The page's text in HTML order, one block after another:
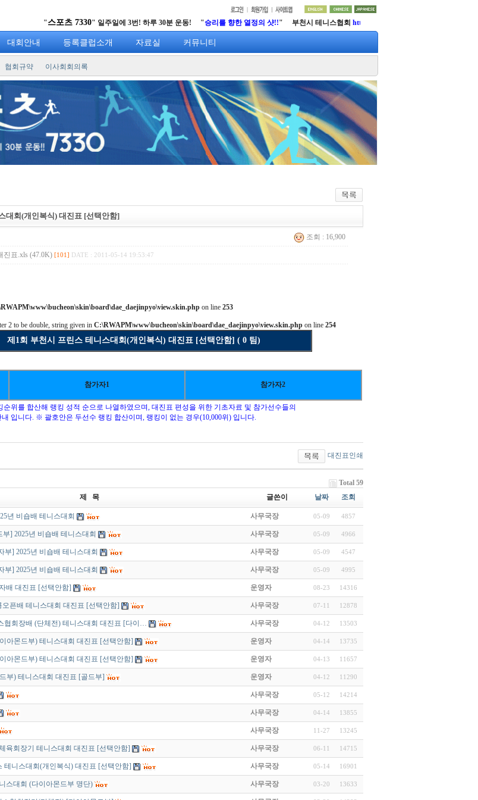
스포츠 7330 " 일주일에 3번! 하루 30분 운동! "승리를 향한 열정의 샷!!" 부천시 테니스협회http://www.lifetennis.org
대회안내 등록클럽소개 자료실 커뮤니티
협회규약 이사회회의록
대회(개인복식) 대진표 [선택안함]
조회 : 16,900
진표.xls (47.0K) [101] DATE : 2011-05-14 19:53:47
on line 253
2 to be double, string given in C:\RWAPM\www\bucheon\skin\board\dae_daejinpyo\view.skin.phpon line 254
제1회 부천시 프린스 테니스대회(개인복식) 대진표 [선택안함] ( 0 팀)
참가자1 참가자2
위를 합산해 랭킹 성적 순으로 나열하였으며, 대진표 편성을 위한 기초자료 및 참가선수들의
입니다. ※ 괄호안은 두선수 랭킹 합산이며, 랭킹이 없는 경우(10,000위) 입니다.
대진표인쇄
Total 59
제 목 글쓴이 날짜 조회
년 비숍배 테니스대회 사무국장 05-09 4857
] 2025년 비숍배 테니스대회 사무국장 05-09 4966
부] 2025년 비숍배 테니스대회 사무국장 05-09 4547
부] 2025년 비숍배 테니스대회 사무국장 05-09 4995
배 대진표 [선택안함] 운영자 08-23 14316
픈배 테니스대회 대진표 [선택안함] 사무국장 07-11 12878
협회장배 (단체전) 테니스대회 대진표 [다이… 사무국장 04-12 13503
아몬드부) 테니스대회 대진표 [선택안함] 운영자 04-14 13735
아몬드부) 테니스대회 대진표 [선택안함] 운영자 04-13 11657
부) 테니스대회 대진표 [골드부] 운영자 04-12 11290
사무국장 05-12 14214
사무국장 04-14 13855
사무국장 11-27 13245
육회장기 테니스대회 대진표 [선택안함] 사무국장 06-11 14715
테니스대회(개인복식) 대진표 [선택안함] 사무국장 05-14 16901
스대회 (다이아몬드부 명단) 사무국장 03-20 13633